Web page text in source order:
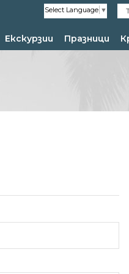
Select Language ▼
Екскурзии Празници